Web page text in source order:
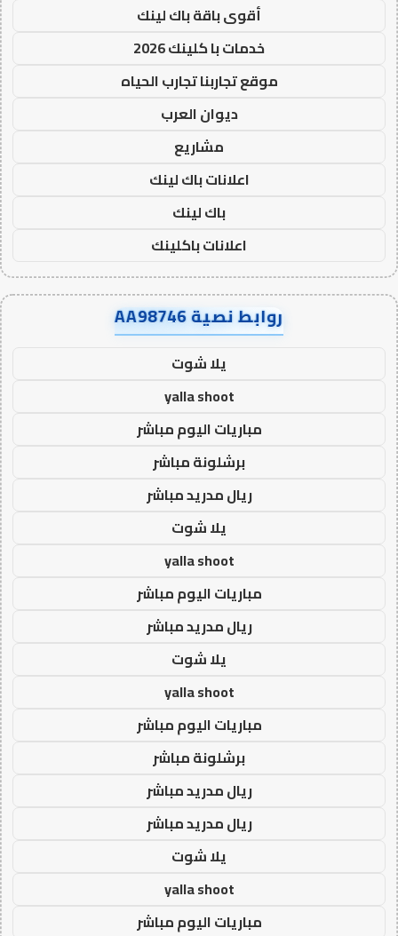
أقوى باقة باك لينك
خدمات با كلينك 2026
موقع تجاربنا تجارب الحياه
ديوان العرب
مشاريع
اعلانات باك لينك
باك لينك
اعلانات باكلينك
روابط نصية AA98746
يلا شوت
yalla shoot
مباريات اليوم مباشر
برشلونة مباشر
ريال مدريد مباشر
يلا شوت
yalla shoot
مباريات اليوم مباشر
ريال مدريد مباشر
يلا شوت
yalla shoot
مباريات اليوم مباشر
برشلونة مباشر
ريال مدريد مباشر
ريال مدريد مباشر
يلا شوت
yalla shoot
مباريات اليوم مباشر